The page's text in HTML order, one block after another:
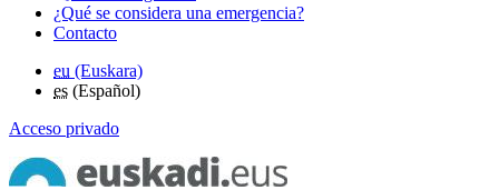
¿Qué se considera una emergencia?
Contacto
eu (Euskara)
es (Español)
Acceso privado